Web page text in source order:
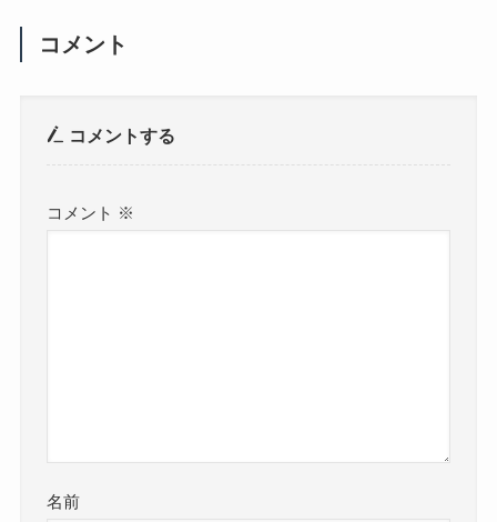
コメント
コメントする
コメント ※
名前